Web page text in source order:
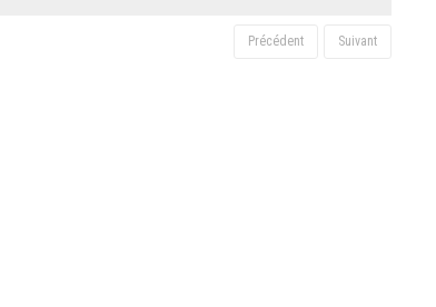
Précédent Suivant